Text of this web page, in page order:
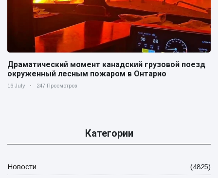
Драматический момент канадский грузовой поезд
окруженный лесным пожаром в Онтарио
16 July 247 Просмотров
Категории
Новости
(4825)